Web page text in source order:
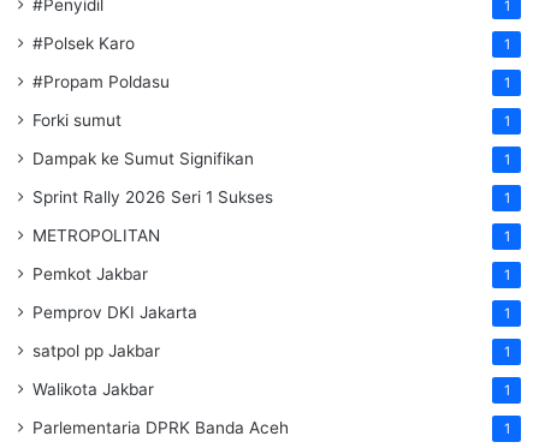
#Penyidil 1
#Polsek Karo 1
#Propam Poldasu 1
Forki sumut 1
Dampak ke Sumut Signifikan 1
Sprint Rally 2026 Seri 1 Sukses 1
METROPOLITAN 1
Pemkot Jakbar 1
Pemprov DKI Jakarta 1
satpol pp Jakbar 1
Walikota Jakbar 1
Parlementaria DPRK Banda Aceh 1